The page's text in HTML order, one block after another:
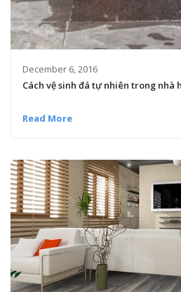
December 6, 2016
Cách vệ sinh đá tự nhiên trong nhà
Read More